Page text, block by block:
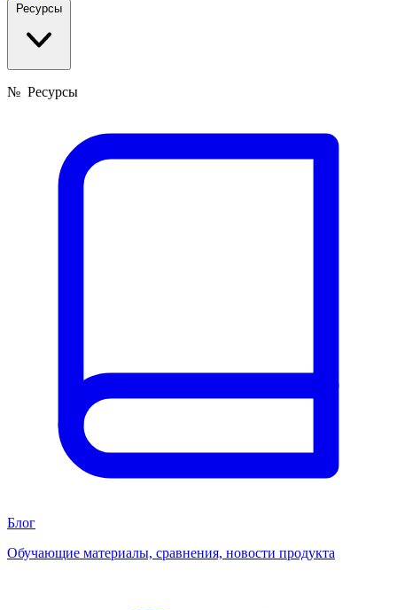
Ресурсы
№ Ресурсы
Блог
Обучающие материалы, сравнения, новости продукта